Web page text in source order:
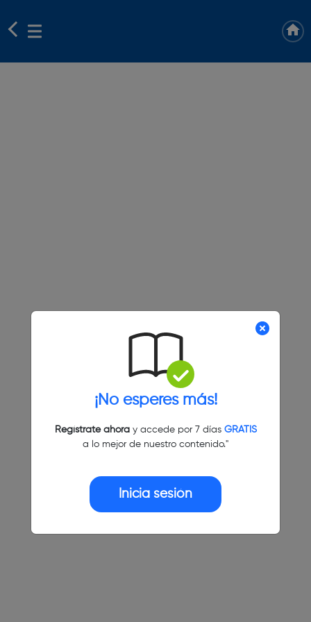
¡No esperes más!
Regístrate ahoray accede por 7 días GRATIS
a lo mejor de nuestro contenido."
Inicia sesión